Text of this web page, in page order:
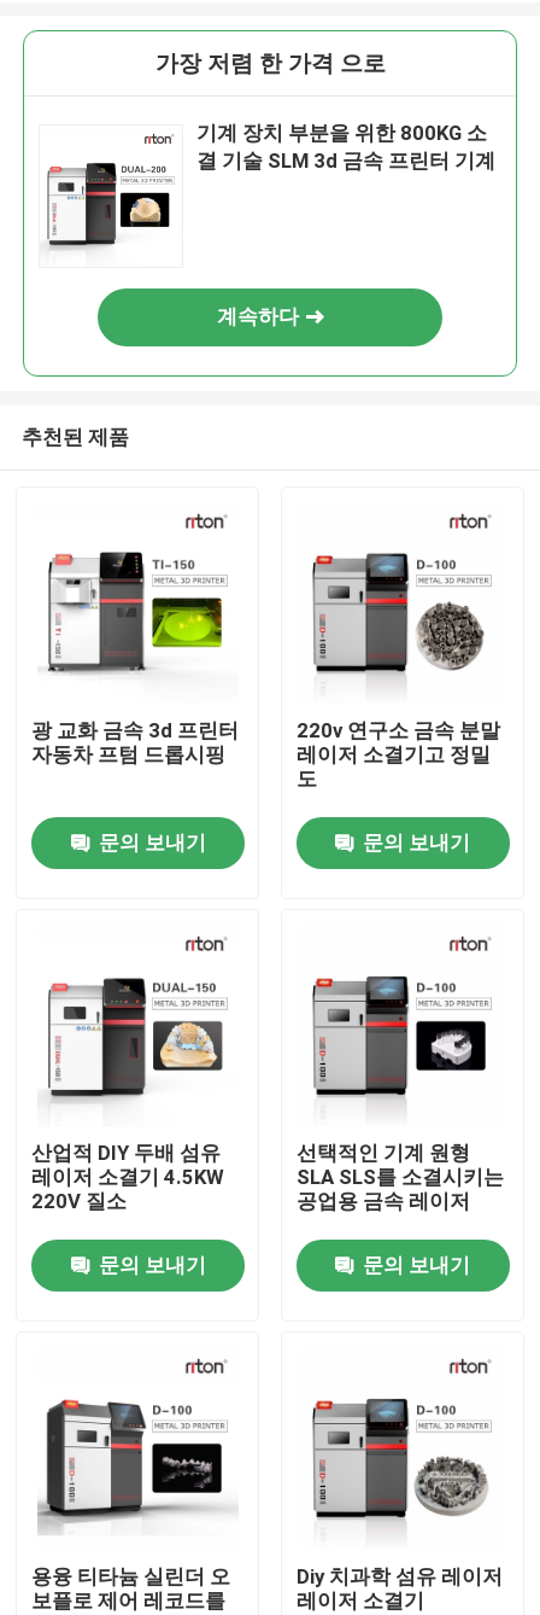
제품 소개
회사 소개
공장 투어
연락처
모든 케이스
레이저는 3D 프린터를 금속을 입힙니다
치아 금속 3D 프린터
가장 저렴 한 가격 으로
기계 장치 부분을 위한 800KG 소
결 기술 SLM 3d 금속 프린터 기계
계속하다
추천된 제품
광 교화 금속 3d 프린터
자동차 프텀 드롭시핑
문의 보내기
220v 연구소 금속 분말
레이저 소결기고 정밀
도
문의 보내기
산업적 DIY 두배 섬유
레이저 소결기 4.5KW
220V 질소
문의 보내기
선택적인 기계 원형
SLA SLS를 소결시키는
공업용 금속 레이저
문의 보내기
용융 티타늄 실린더 오
보플로 제어 레코드를
Diy 치과학 섬유 레이저
레이저 소결기